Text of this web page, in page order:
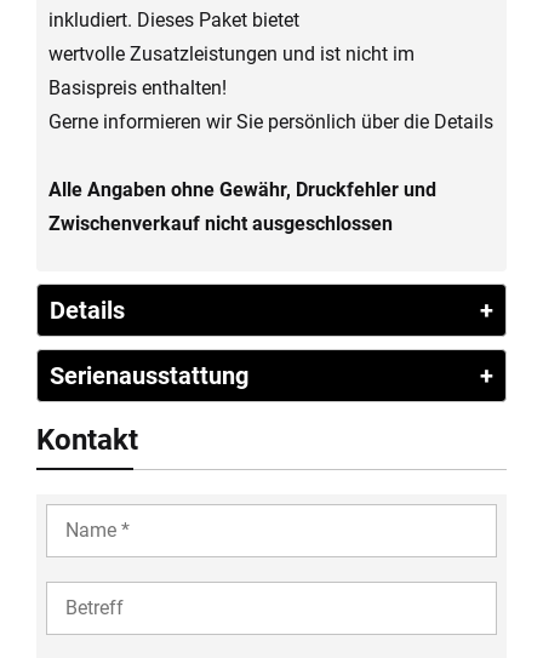
inkludiert. Dieses Paket bietet
wertvolle Zusatzleistungen und ist nicht im
Basispreis enthalten!
Gerne informieren wir Sie persönlich über die Details
Alle Angaben ohne Gewähr, Druckfehler und
Zwischenverkauf nicht ausgeschlossen
Details
Serienausstattung
Kontakt
NAME